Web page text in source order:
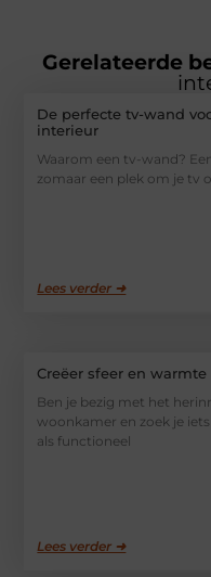
Gerelateerde
De perfecte tv-wand
interieur
Waarom een tv-wand?
zomaar een plek om je tv
Lees verder ➜
Creëer sfeer en
Ben je bezig met het
woonkamer en zoek je
als functioneel
Lees verder ➜